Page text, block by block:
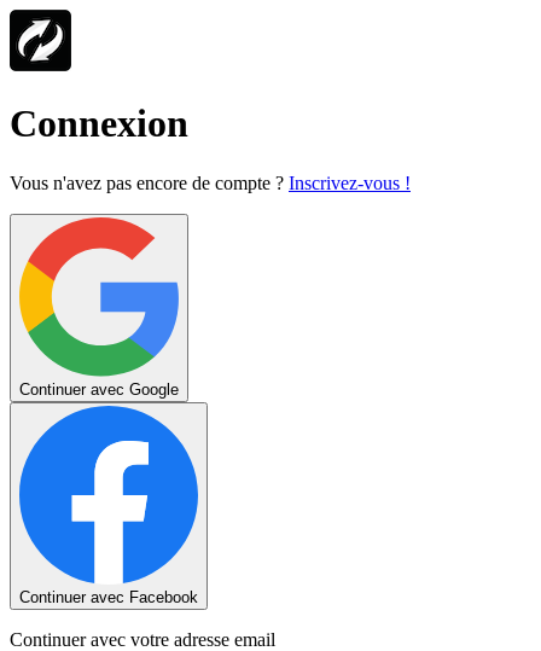
Connexion
Vous n'avez pas encore de compte ? Inscrivez-vous !
Continuer avec Google
Continuer avec Facebook
Continuer avec votre adresse email